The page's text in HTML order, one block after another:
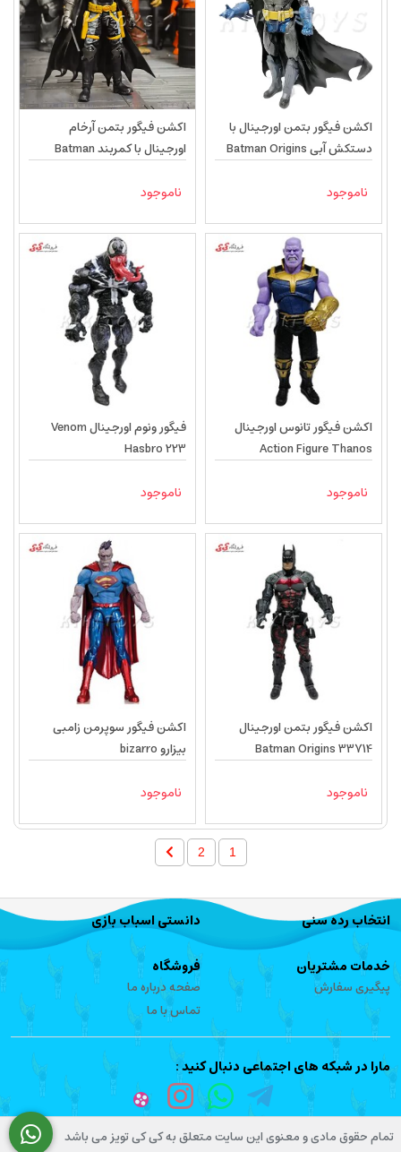
اکشن فیگور بتمن اورجینال با
دستکش آبی Batman Origins
ناموجود
اکشن فیگور بتمن آرخام
اورجینال با کمربند Batman
ناموجود
اکشن فیگور تانوس اورجینال
Action Figure Thanos
ناموجود
فیگور ونوم اورجینال Venom
Hasbro 223
ناموجود
اکشن فیگور بتمن اورجینال
Batman Origins 33714
ناموجود
اکشن فیگور سوپرمن زامبی
بیزارو bizarro
ناموجود
1
2
انتخاب رده سنی دانستی اسباب بازی
خدمات مشتریان
پیگیری سفارش
فروشگاه
صفحه درباره ما
تماس با ما
مارا در شبکه های اجتماعی دنبال کنید :
تمام حقوق مادی و معنوی این سایت متعلق به کی کی تویز می باشد